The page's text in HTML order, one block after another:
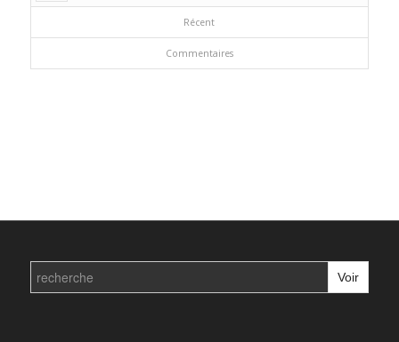
Récent
Commentaires
Search
for: